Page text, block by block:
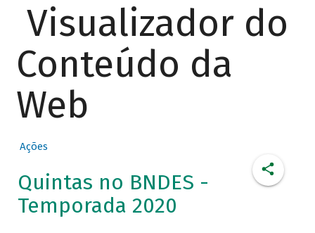
Visualizador do
Conteúdo da
Web
Ações
Quintas no BNDES -
Temporada 2020